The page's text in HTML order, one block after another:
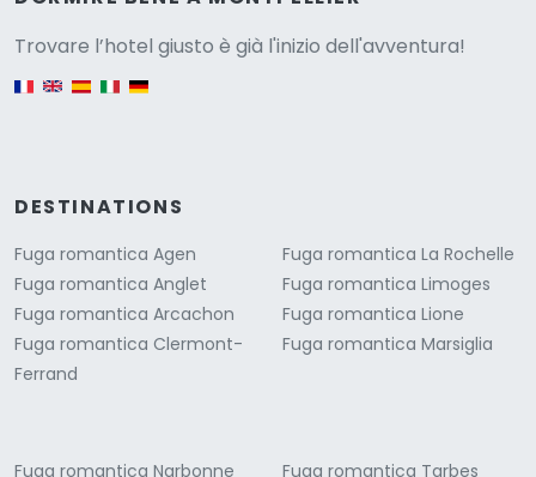
Trovare l’hotel giusto è già l'inizio dell'avventura!
DESTINATIONS
Fuga romantica Agen
Fuga romantica Anglet
Fuga romantica Arcachon
Fuga romantica Clermont-
Ferrand
Fuga romantica La Rochelle
Fuga romantica Limoges
Fuga romantica Lione
Fuga romantica Marsiglia
Fuga romantica Narbonne Fuga romantica Tarbes